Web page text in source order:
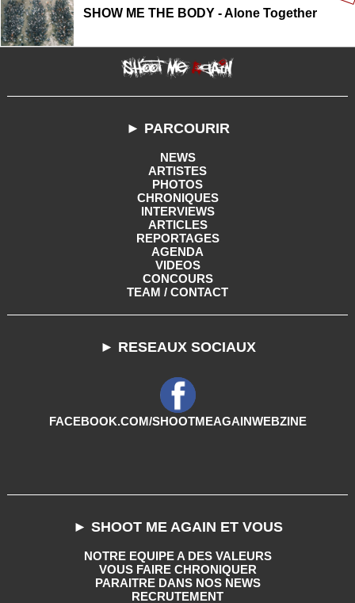
SHOW ME THE BODY - Alone Together
► PARCOURIR
NEWS
ARTISTES
PHOTOS
CHRONIQUES
INTERVIEWS
ARTICLES
REPORTAGES
AGENDA
VIDEOS
CONCOURS
TEAM / CONTACT
► RESEAUX SOCIAUX
FACEBOOK.COM/SHOOTMEAGAINWEBZINE
► SHOOT ME AGAIN ET VOUS
NOTRE EQUIPE A DES VALEURS
VOUS FAIRE CHRONIQUER
PARAITRE DANS NOS NEWS
RECRUTEMENT